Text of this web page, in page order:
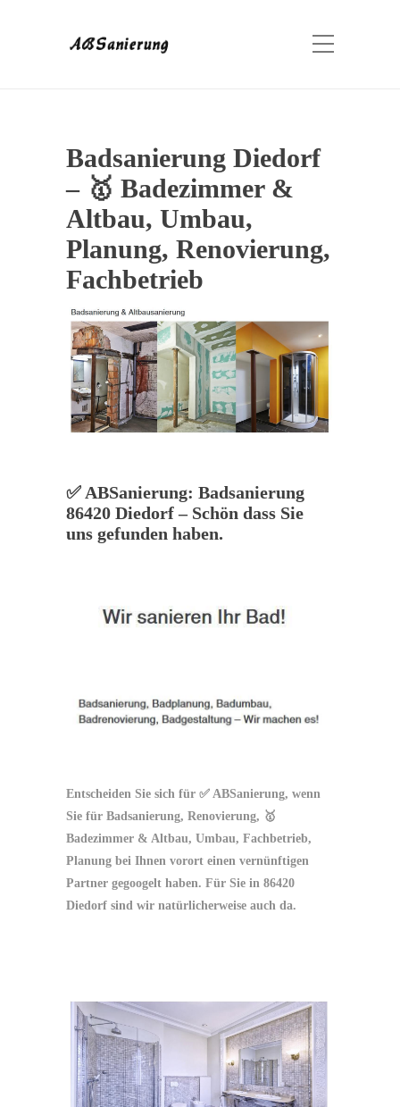
Badsanierung Diedorf
– 🥇 Badezimmer &
Altbau, Umbau,
Planung, Renovierung,
Fachbetrieb
✅ ABSanierung: Badsanierung
86420 Diedorf – Schön dass Sie
uns gefunden haben.
Entscheiden Sie sich für ✅ ABSanierung, wenn
Sie für Badsanierung, Renovierung, 🥇
Badezimmer & Altbau, Umbau, Fachbetrieb,
Planung bei Ihnen vorort einen vernünftigen
Partner gegoogelt haben. Für Sie in 86420
Diedorf sind wir natürlicherweise auch da.